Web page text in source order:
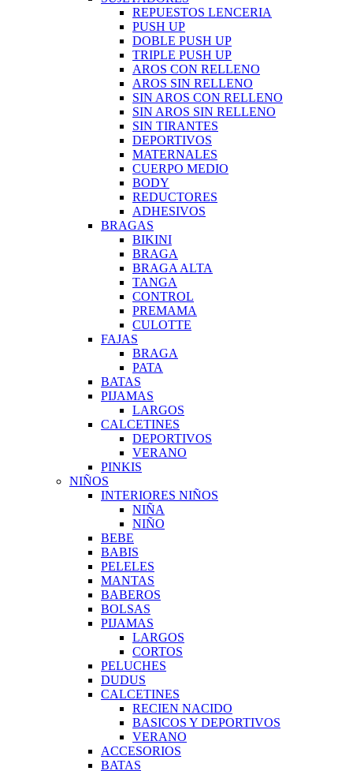
REPUESTOS LENCERIA
PUSH UP
DOBLE PUSH UP
TRIPLE PUSH UP
AROS CON RELLENO
AROS SIN RELLENO
SIN AROS CON RELLENO
SIN AROS SIN RELLENO
SIN TIRANTES
DEPORTIVOS
MATERNALES
CUERPO MEDIO
BODY
REDUCTORES
ADHESIVOS
BRAGAS
BIKINI
BRAGA
BRAGA ALTA
TANGA
CONTROL
PREMAMA
CULOTTE
FAJAS
BRAGA
PATA
BATAS
PIJAMAS
LARGOS
CALCETINES
DEPORTIVOS
VERANO
PINKIS
NIÑOS
INTERIORES NIÑOS
NIÑA
NIÑO
BEBE
BABIS
PELELES
MANTAS
BABEROS
BOLSAS
PIJAMAS
LARGOS
CORTOS
PELUCHES
DUDUS
CALCETINES
RECIEN NACIDO
BASICOS Y DEPORTIVOS
VERANO
ACCESORIOS
BATAS